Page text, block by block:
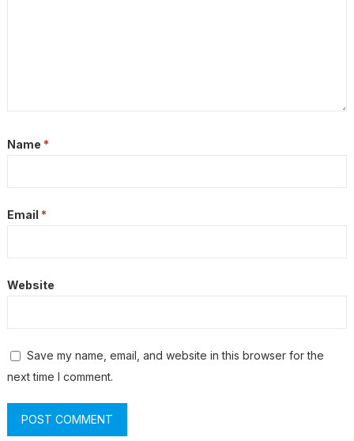
Name *
Email *
Website
Save my name, email, and website in this browser for the
next time I comment.